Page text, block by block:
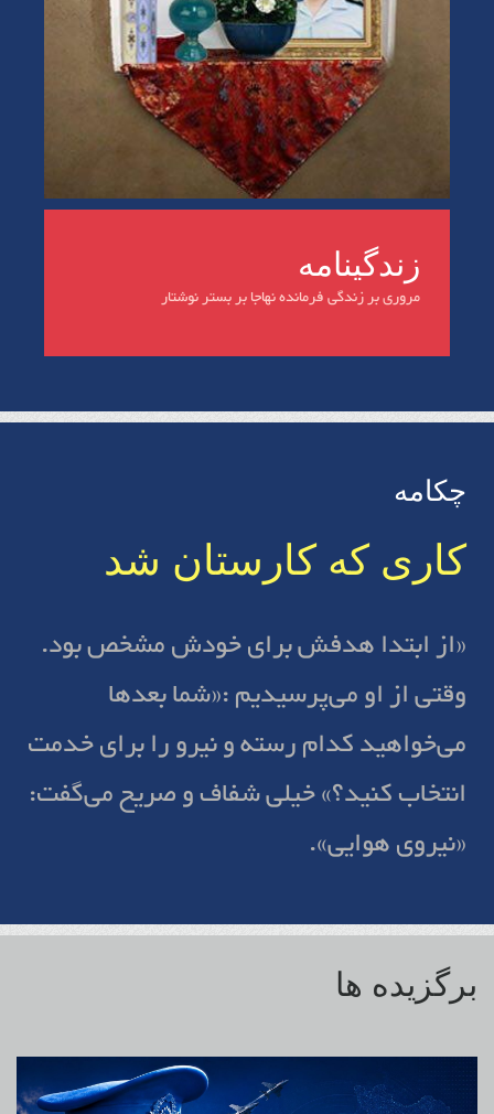
زندگینامه
مروری بر زندگی فرمانده نهاجا بر بستر نوشتار
چکامه
کاری‌ که کارستان شد
«از ابتدا هدفش برای خودش مشخص بود.
وقتی از او می‌پرسیدیم :«شما بعدها
می‌خواهید کدام رسته و نیرو را برای خدمت
انتخاب کنید؟» خیلی شفاف و صریح می‌گفت:
«نیروی هوایی».
برگزیده ها